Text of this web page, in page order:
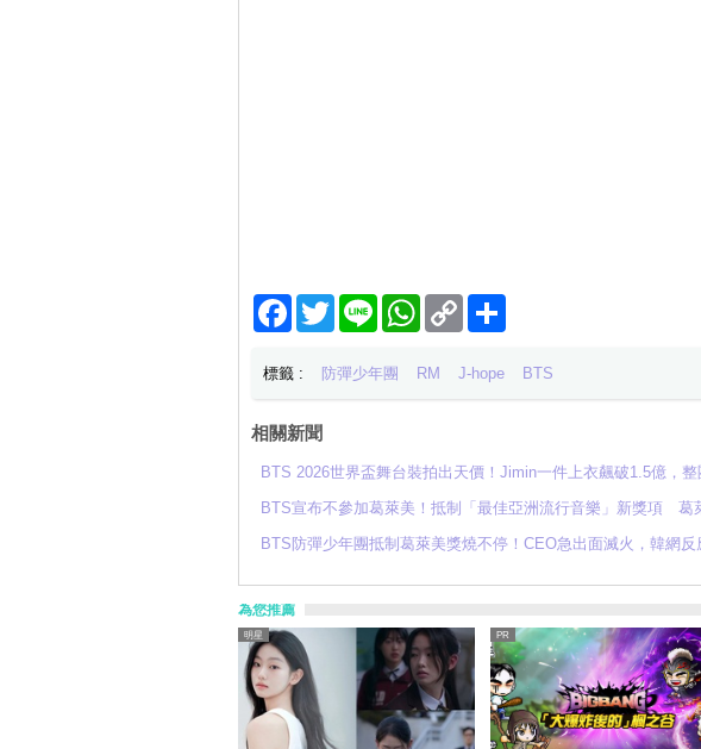
Facebook
TwitterLine WhatsApp
Copy
Link
分
標籤 : 防彈少年團 RM J-hope BTS
相關新聞
BTS 2026世界盃舞台裝拍出天價！Jimin一件上衣飆破1.5億，
BTS宣布不參加葛萊美！抵制「最佳亞洲流行音樂」新獎項 葛
BTS防彈少年團抵制葛萊美獎燒不停！CEO急出面滅火，韓網
為您推薦
明星